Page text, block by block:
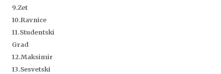
9.Zet
10.Ravnice
11.Studentski
Grad
12.Maksimir
13.Sesvetski